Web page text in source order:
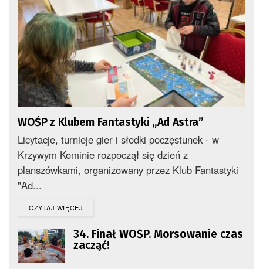
WOŚP z Klubem Fantastyki „Ad Astra”
Licytacje, turnieje gier i słodki poczęstunek - w
Krzywym Kominie rozpoczął się dzień z
planszówkami, organizowany przez Klub Fantastyki
"Ad...
CZYTAJ WIĘCEJ
34. Finał WOŚP. Morsowanie czas
zacząć!